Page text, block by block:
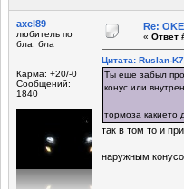
axel89
любитель по
бла, бла
Карма: +20/-0
Сообщений:
1840
Re:
« Ответ
Цитата: Ruslan-
Ты еще забыл
конус или
тормоза какието
так в том то и
наружным